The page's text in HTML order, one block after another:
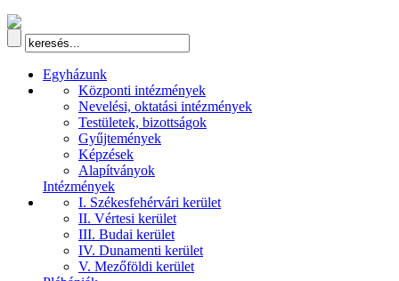
Egyházunk
Központi intézmények
Nevelési, oktatási intézmények
Testületek, bizottságok
Gyűjtemények
Képzések
Alapítványok
Intézmények
I. Székesfehérvári kerület
II. Vértesi kerület
III. Budai kerület
IV. Dunamenti kerület
V. Mezőföldi kerület